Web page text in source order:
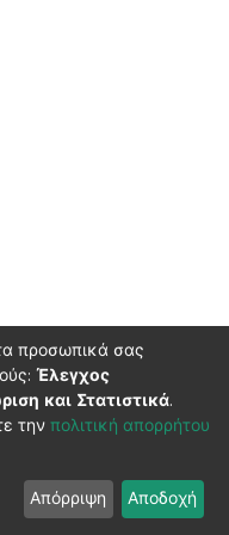
(+30) 2810 379330,
Process Coordination
on Dspace
προσωπικά σας
Έλεγχος
και Στατιστικά.
την πολιτική απορρήτου
Απόρριψη Αποδοχή